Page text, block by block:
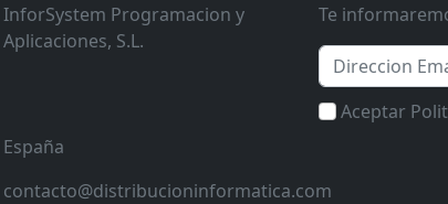
InforSystem Programacion y
Aplicaciones, S.L.
España
contacto@distribucioninformatica.com
Te
Email
Aceptar